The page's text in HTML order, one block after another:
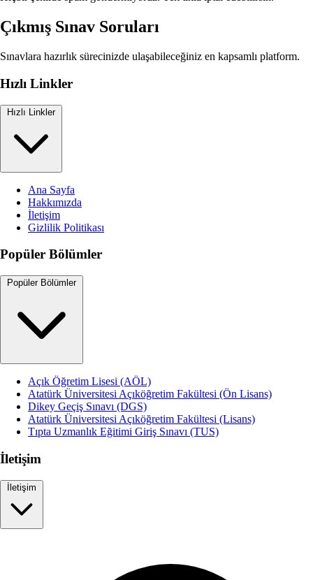
Çıkmış Sınav Soruları
Sınavlara hazırlık sürecinizde ulaşabileceğiniz en kapsamlı platform.
Hızlı Linkler
Hızlı Linkler
Ana Sayfa
Hakkımızda
İletişim
Gizlilik Politikası
Popüler Bölümler
Popüler Bölümler
Açık Öğretim Lisesi (AÖL)
Atatürk Üniversitesi Açıköğretim Fakültesi (Ön Lisans)
Dikey Geçiş Sınavı (DGS)
Atatürk Üniversitesi Açıköğretim Fakültesi (Lisans)
Tıpta Uzmanlık Eğitimi Giriş Sınavı (TUS)
İletişim
İletişim